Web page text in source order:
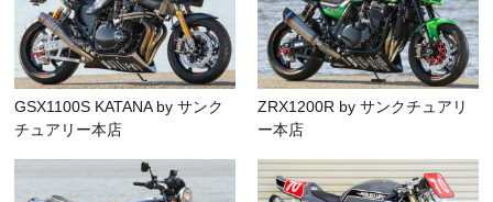
GSX1100S KATANA by サンク
チュアリー本店
ZRX1200R by サンクチュアリ
ー本店